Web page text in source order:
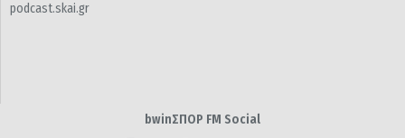
podcast.skai.gr
bwinΣΠΟΡ FM Social